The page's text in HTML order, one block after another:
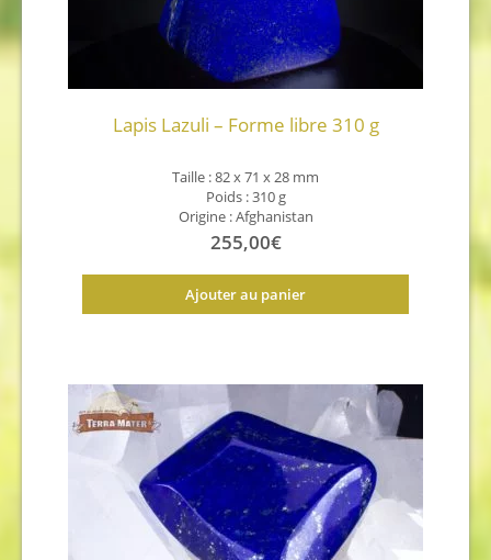
Lapis Lazuli – Forme libre 310 g
Taille : 82 x 71 x 28 mm
Poids : 310 g
Origine : Afghanistan
255,00€
Ajouter au panier